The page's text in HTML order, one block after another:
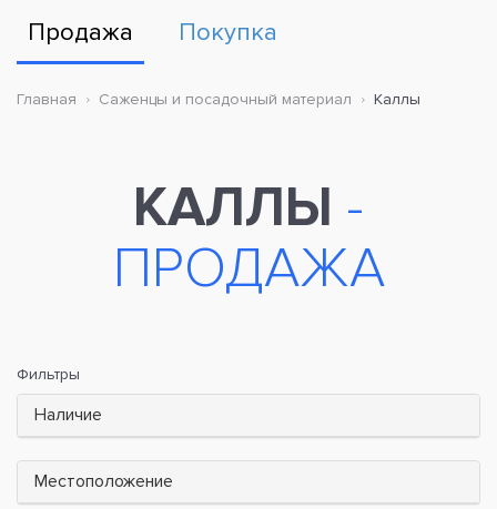
Продажа Покупка
Главная Саженцы и посадочный материал Каллы
КАЛЛЫ -
ПРОДАЖА
Фильтры
Наличие
Местоположение